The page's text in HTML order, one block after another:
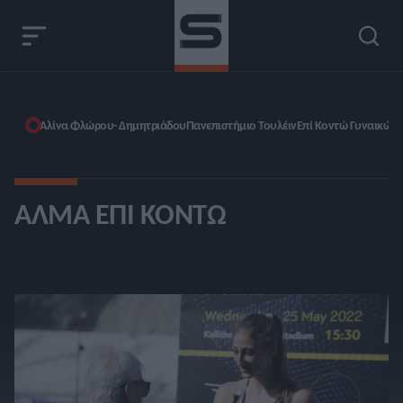
Αλίνα Φλώρου- ΔημητριάδουΠανεπιστήμιο ΤουλέινΕπί Κοντώ Γυναικών
ΆΛΜΑ ΕΠΊ ΚΟΝΤΏ